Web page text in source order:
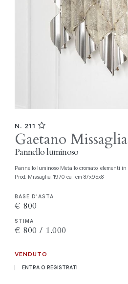
N. 211
Gaetano Missaglia
Pannello luminoso
Pannello luminoso Metallo cromato, elementi in vetro curvato lavorato a caldo.
Prod. Missaglia, 1970 ca., cm 87x95x8
BASE D'ASTA
€ 800
STIMA
€ 800 / 1.000
VENDUTO
ENTRA O REGISTRATI